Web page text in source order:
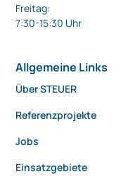
Freitag:
7:30-15:30 Uhr
Allgemeine Links
Über STEUER
Referenzprojekte
Jobs
Einsatzgebiete